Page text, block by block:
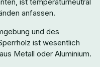
anfassen.
und des
ist wesentlich
Metall oder Aluminium.